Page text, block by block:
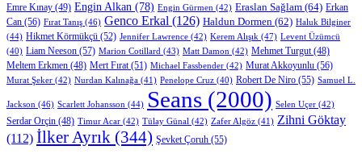
Emre Kınay (49) Engin Alkan (78) Engin Gürmen (42) Eraslan Sağlam (64) Erkan
Can (56) Fırat Tanış (46) Genco Erkal (126) Haldun Dormen (62) Haluk Bilginer
(44) Hikmet Körmükçü (52) Jennifer Lawrence (42) Kerem Alışık (47) Levent Üzümcü
(40) Liam Neeson (57) Marion Cotillard (43) Matt Damon (42) Mehmet Turgut(48)
Meltem Erkmen (48) Mert Fırat(51) Michael Fassbender (42) Murat Akkoyunlu (56)
Murat Şeker (42) Nurdan Kalınağa (41) Penelope Cruz (40) Robert De Niro (55) Samuel L.
Jackson (46) Scarlett Johansson (44) Seans (2000) Selen Uçer (42)
Serdar Orçin (48) Timur Acar (42) Tülay Günal (42) Zafer Algöz (41) Zihni Göktay
(112) İlker Ayrık (344) Şevket Çoruh (55)